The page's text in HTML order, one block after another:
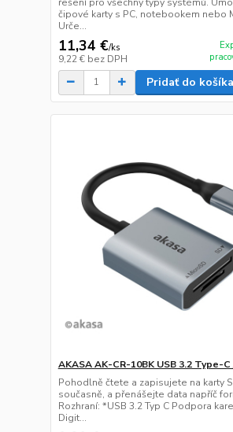
čipové karty s PC, notebookem nebo
Urče...
11,34 €/ks
9,22 € bez DPH
Pridať do košíka
AKASA AK-CR-10BK USB 3.2 Type-C
Pohodlně čtete a zapisujete na karty
současně, a přenášejte data napříč
Rozhraní: *USB 3.2 Typ C Podpora
Digit...